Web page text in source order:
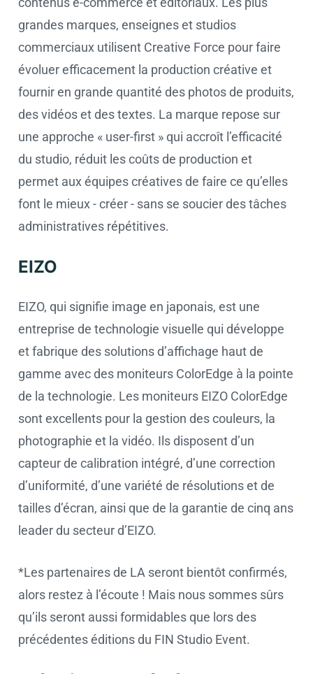
grandes marques, enseignes et studios
commerciaux utilisent Creative Force pour faire
évoluer efficacement la production créative et
fournir en grande quantité des photos de produits,
des vidéos et des textes. La marque repose sur
une approche « user-first » qui accroît l’efficacité
du studio, réduit les coûts de production et
permet aux équipes créatives de faire ce qu’elles
font le mieux - créer - sans se soucier des tâches
administratives répétitives.
EIZO
EIZO, qui signifie image en japonais, est une
entreprise de technologie visuelle qui développe
et fabrique des solutions d’affichage haut de
gamme avec des moniteurs ColorEdge à la pointe
de la technologie. Les moniteurs EIZO ColorEdge
sont excellents pour la gestion des couleurs, la
photographie et la vidéo. Ils disposent d’un
capteur de calibration intégré, d’une correction
d’uniformité, d’une variété de résolutions et de
tailles d’écran, ainsi que de la garantie de cinq ans
leader du secteur d’EIZO.
*Les partenaires de LA seront bientôt confirmés,
alors restez à l’écoute ! Mais nous sommes sûrs
qu’ils seront aussi formidables que lors des
précédentes éditions du FIN Studio Event.